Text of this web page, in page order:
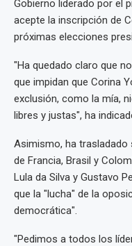
Gobierno liderado por el
acepte la inscripción de
próximas elecciones
"Ha quedado claro que
que impidan que Corina
exclusión, como la mía,
libres y justas", ha
Asimismo, ha trasladado
de Francia, Brasil y
Lula da Silva y Gustavo
que la "lucha" de la
democrática".
"Pedimos a todos los